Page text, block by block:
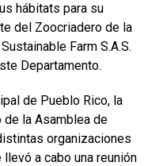
hábitats para su
del Zoocriadero de la
Farm S.A.S.
Departamento.
de Pueblo Rico, la
la Asamblea de
organizaciones
a cabo una reunión